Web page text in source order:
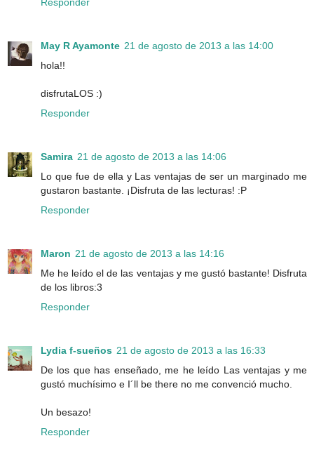
Responder
May R Ayamonte 21 de agosto de 2013 a las 14:00
hola!!
disfrutaLOS :)
Responder
Samira 21 de agosto de 2013 a las 14:06
Lo que fue de ella y Las ventajas de ser un marginado me
gustaron bastante. ¡Disfruta de las lecturas! :P
Responder
Maron 21 de agosto de 2013 a las 14:16
Me he leído el de las ventajas y me gustó bastante! Disfruta
de los libros:3
Responder
Lydia f-sueños 21 de agosto de 2013 a las 16:33
De los que has enseñado, me he leído Las ventajas y me
gustó muchísimo e I´ll be there no me convenció mucho.
Un besazo!
Responder